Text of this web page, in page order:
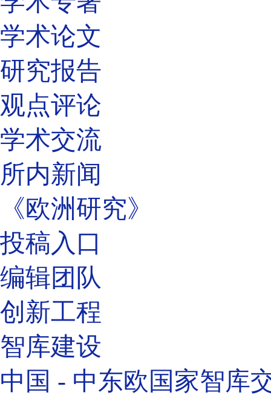
学术论文
研究报告
观点评论
学术交流
所内新闻
《欧洲研究》
投稿入口
编辑团队
创新工程
智库建设
中国 - 中东欧国家智库